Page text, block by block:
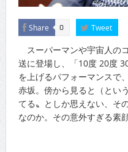
Share 0 Tweet
スーパーマンや宇宙人の
送に登場し、「10度 20度
を上げるパフォーマンスで
赤坂。傍から見ると（とい
てる〟としか思えない、そ
なのか。その意外すぎる素